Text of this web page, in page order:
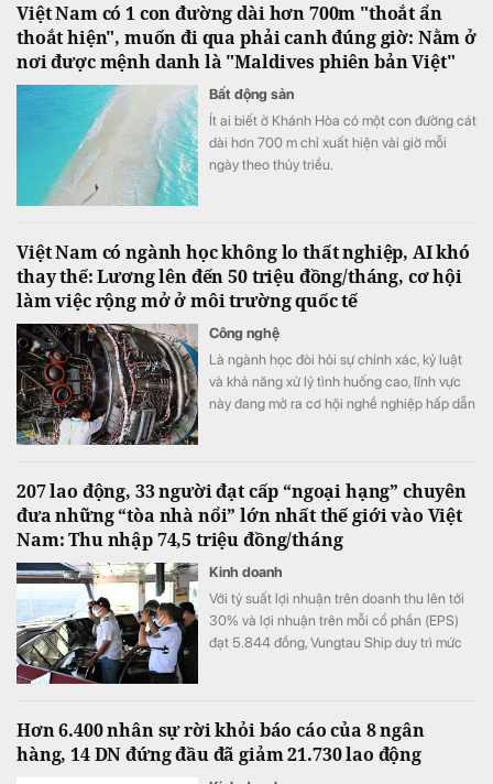
Việt Nam có 1 con đường dài hơn 700m "thoắt ẩn
thoắt hiện", muốn đi qua phải canh đúng giờ: Nằm ở
nơi được mệnh danh là "Maldives phiên bản Việt"
Bất động sản
Ít ai biết ở Khánh Hòa có một con đường cát
dài hơn 700 m chỉ xuất hiện vài giờ mỗi
ngày theo thủy triều.
Việt Nam có ngành học không lo thất nghiệp, AI khó
thay thế: Lương lên đến 50 triệu đồng/tháng, cơ hội
làm việc rộng mở ở môi trường quốc tế
Công nghệ
Là ngành học đòi hỏi sự chính xác, kỷ luật
và khả năng xử lý tình huống cao, lĩnh vực
này đang mở ra cơ hội nghề nghiệp hấp dẫn
207 lao động, 33 người đạt cấp “ngoại hạng” chuyên
đưa những “tòa nhà nổi” lớn nhất thế giới vào Việt
Nam: Thu nhập 74,5 triệu đồng/tháng
Kinh doanh
Với tỷ suất lợi nhuận trên doanh thu lên tới
30% và lợi nhuận trên mỗi cổ phần (EPS)
đạt 5.844 đồng, Vungtau Ship duy trì mức
Hơn 6.400 nhân sự rời khỏi báo cáo của 8 ngân
hàng, 14 DN đứng đầu đã giảm 21.730 lao động